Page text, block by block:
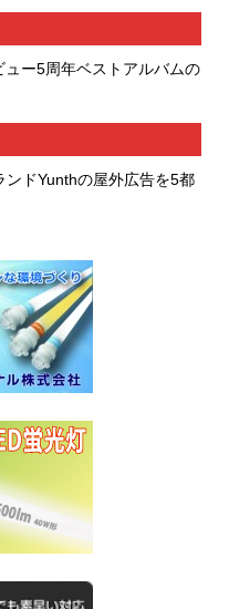
ュー5周年ベストアルバムの
ンドYunthの屋外広告を5都